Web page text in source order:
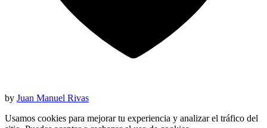
by Juan Manuel Rivas
Usamos cookies para mejorar tu experiencia y analizar el tráfico del